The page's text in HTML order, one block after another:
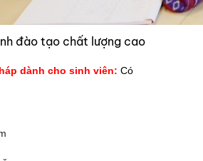
đào tạo chất lượng cao
dành cho sinh viên: Có